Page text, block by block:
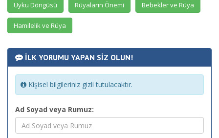
Uyku Döngüsü Rüyaların Önemi Bebekler ve Rüya
Hamilelik ve Rüya
İLK YORUMU YAPAN SİZ OLUN!
Kişisel bilgileriniz gizli tutulacaktır.
Ad Soyad veya Rumuz: